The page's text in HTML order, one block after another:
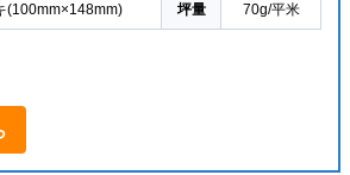
(100mm×148mm) 坪量 70g/平米